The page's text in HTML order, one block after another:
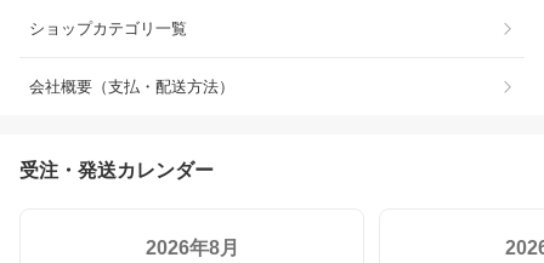
ショップカテゴリ一覧
会社概要（支払・配送方法）
受注・発送カレンダー
2026年8月